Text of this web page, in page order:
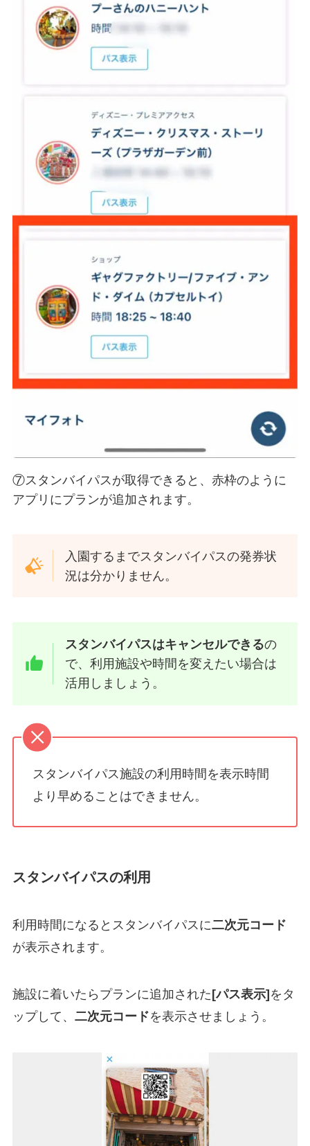
⑦スタンバイパスが取得できると、赤枠のように
アプリにプランが追加されます。
入園するまでスタンバイパスの発券状
況は分かりません。
スタンバイパスはキャンセルできるの
で、利用施設や時間を変えたい場合は
活用しましょう。
スタンバイパス施設の利用時間を表示時間
より早めることはできません。
スタンバイパスの利用
利用時間になるとスタンバイパスに二次元コード
が表示されます。
施設に着いたらプランに追加された[パス表示]をタ
ップして、 二次元コードを表示させましょう。